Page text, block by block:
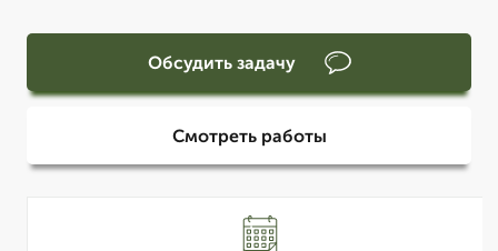
Обсудить задачу
Смотреть работы